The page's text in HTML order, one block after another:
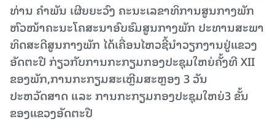
ທ່ານ ຄຳພັນ ເຜີຍຍະວົງ ຄະນະເລຂາທິການສູນກາງພັກ
ຫົວໜ້າຄະນະໂຄສະນາອົບຮົມສູນກາງພັກ ປະທານສະພາ
ທິດສະດີສູນກາງພັກ ໄດ້ເຄື່ອນໄຫວຊີ້ນຳວຽກງານຢູ່ແຂວງ
ອັດຕະປື ກ່ຽວກັບການກະກຽມກອງປະຊຸມໃຫຍ່ຄັ້ງທີ XII
ຂອງພັກ,ການກະກຽມສະເຫຼີມສະຫຼອງ 3 ວັນ
ປະຫວັດສາດ ແລະ ການກະກຽມກອງປະຊຸມໃຫຍ່3 ຂັ້ນ
ຂອງແຂວງອັດຕະປື